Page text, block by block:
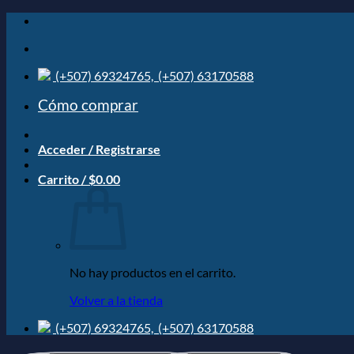
Saltar
contenido
(+507) 69324765, (+507) 63170588
Cómo comprar
Acceder / Registrarse
Carrito /$0.00
No hay productos en el carrito.
Volver a la tienda
(+507) 69324765, (+507) 63170588